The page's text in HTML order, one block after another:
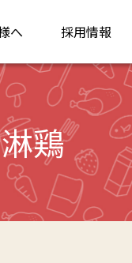
へ 採用情報
鶏